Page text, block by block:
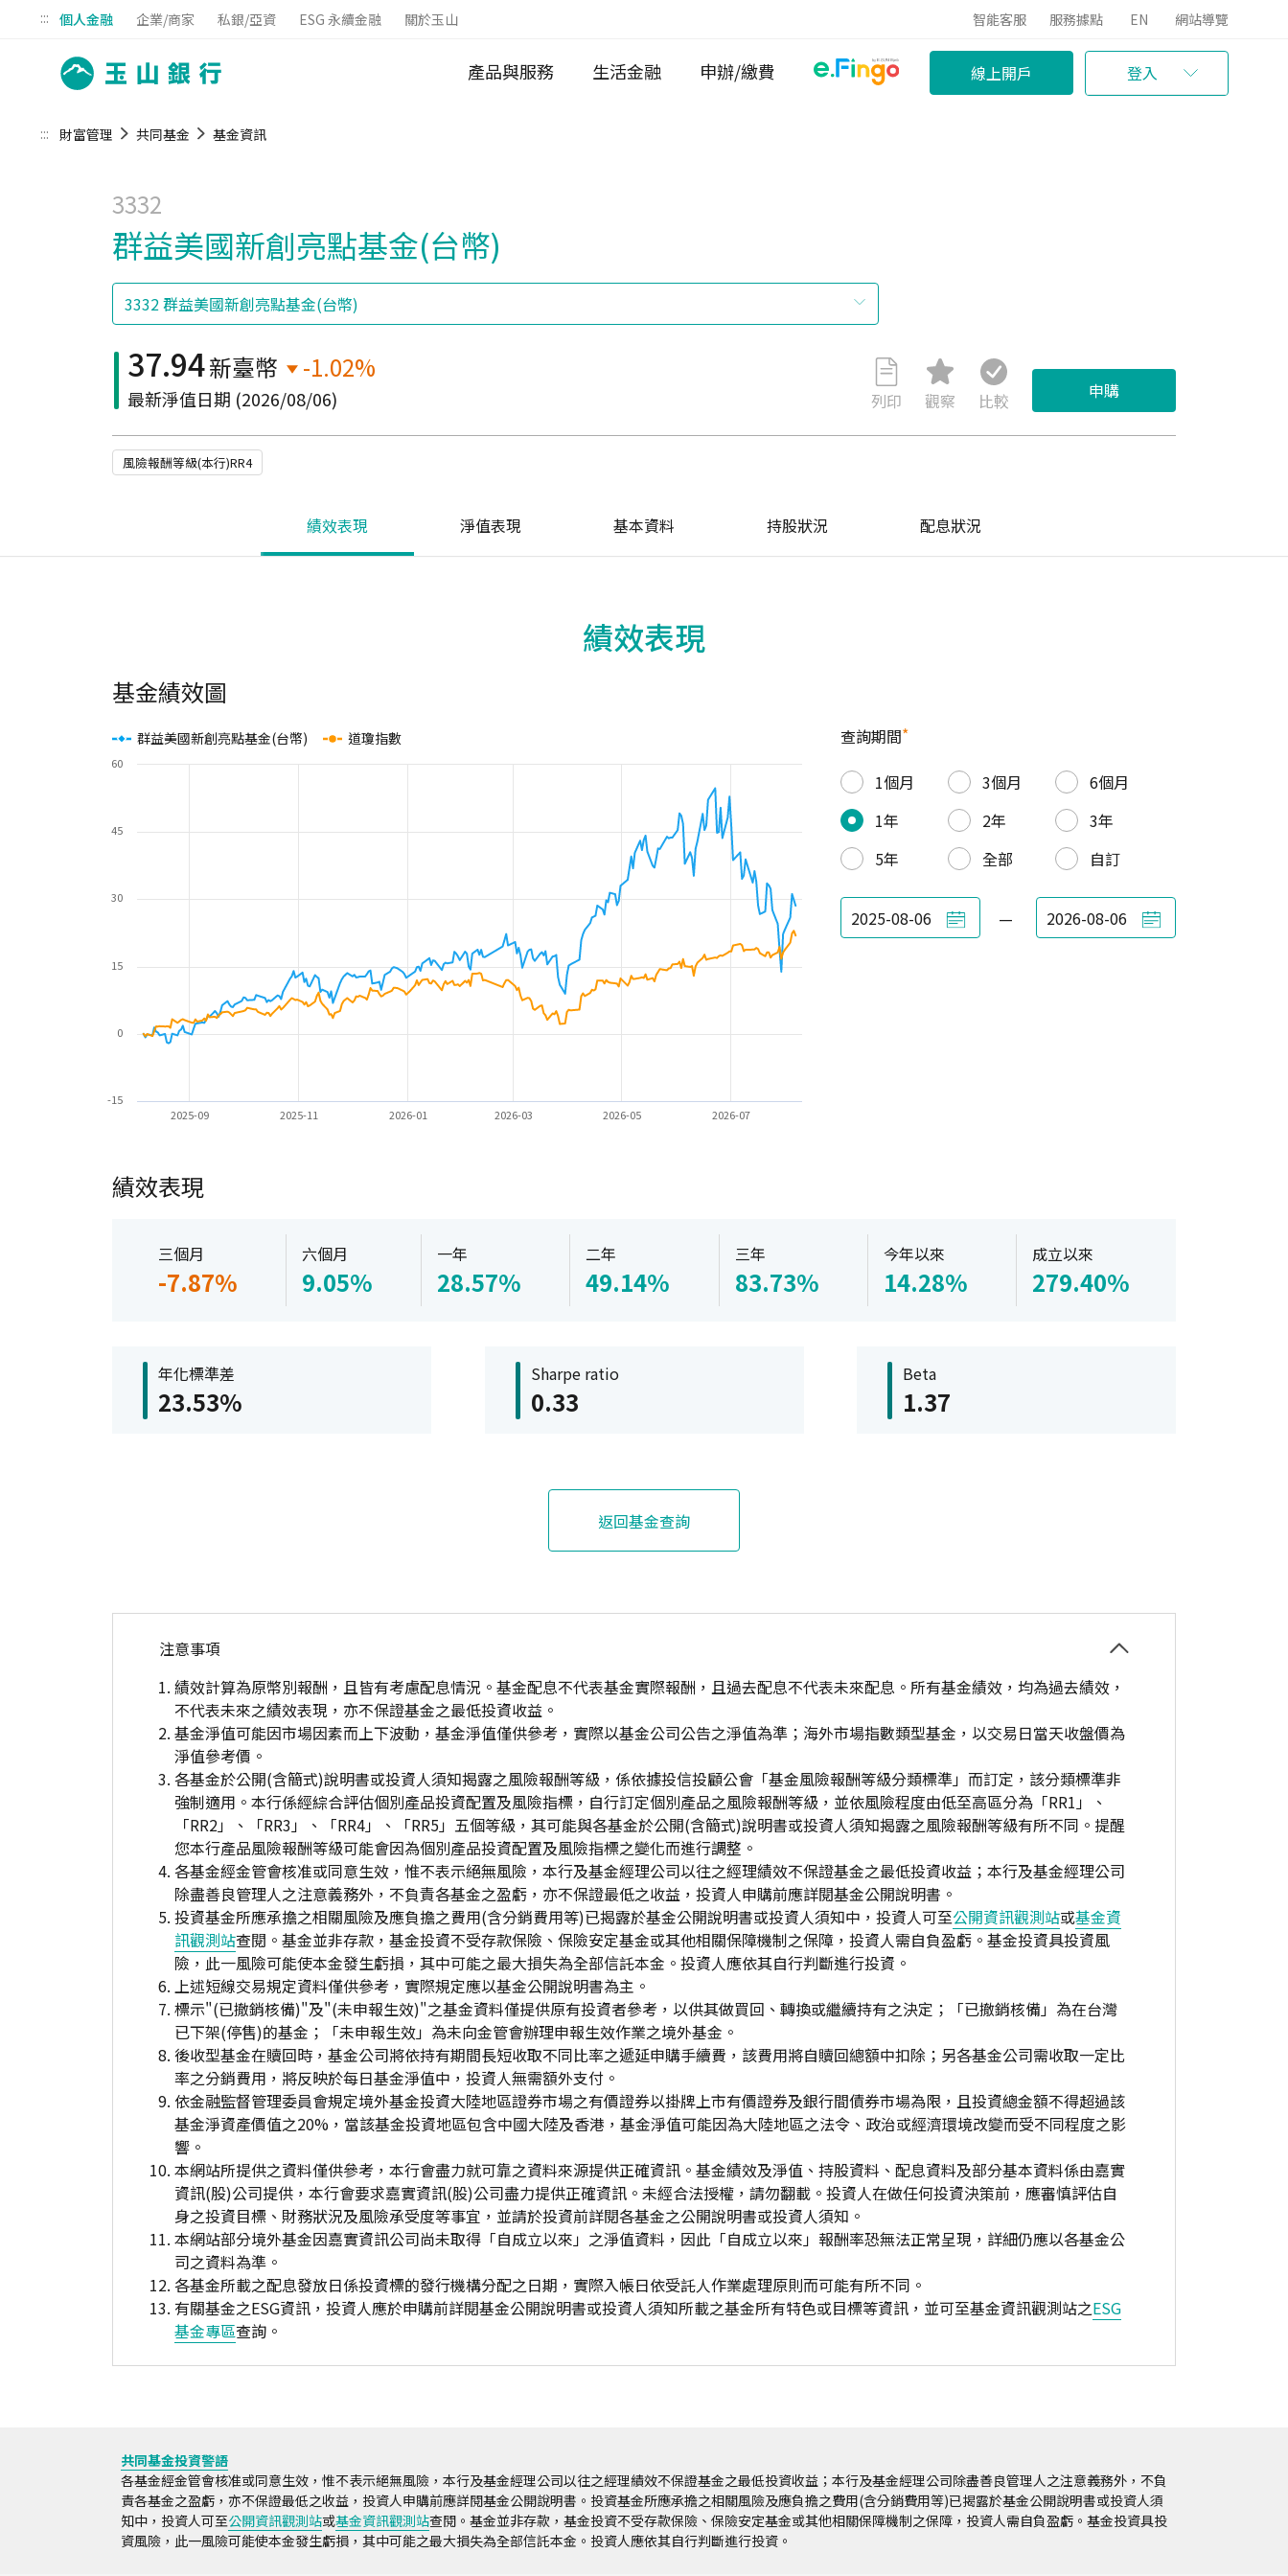
::: 個人金融 企業/商家 私銀/亞資 ESG 永續金融 關於玉山 智能客服 服務據點 EN 網站導覽
產品與服務 生活金融 申辦/繳費 線上開戶 登入
財富管理 共同基金 基金資訊
:::
3332
群益美國新創亮點基金(台幣)
37.94新臺幣 -1.02%
最新淨值日期 (2026/08/06) 列印 觀察 比較 申購
風險報酬等級(本行)RR4
績效表現 淨值表現 基本資料 持股狀況 配息狀況
績效表現
基金績效圖
群益美國新創亮點基金(台幣) 道瓊指數
2025-09 2025-11 2026-01 2026-03 2026-05 2026-07
-15
0
15
30
45
60
查詢期間*
1個月 3個月
6個月
1年
2年
3年
5年
全部 自訂
—
績效表現
三個月
-7.87%
六個月
9.05%
一年
28.57%
二年
49.14%
三年
83.73%
今年以來
14.28%
成立以來
279.40%
年化標準差
23.53%
Sharpe ratio
0.33
Beta
1.37
返回基金查詢
注意事項
績效計算為原幣別報酬，且皆有考慮配息情況。基金配息不代表基金實際報酬，且過去配息不代表未來配息。所有基金績效，均為過去績效，
不代表未來之績效表現，亦不保證基金之最低投資收益。
基金淨值可能因市場因素而上下波動，基金淨值僅供參考，實際以基金公司公告之淨值為準；海外市場指數類型基金，以交易日當天收盤價為
淨值參考價。
各基金於公開(含簡式)說明書或投資人須知揭露之風險報酬等級，係依據投信投顧公會「基金風險報酬等級分類標準」而訂定，該分類標準非
強制適用。本行係經綜合評估個別產品投資配置及風險指標，自行訂定個別產品之風險報酬等級，並依風險程度由低至高區分為「RR1」、
「RR2」、「RR3」、「RR4」、「RR5」五個等級，其可能與各基金於公開(含簡式)說明書或投資人須知揭露之風險報酬等級有所不同。提醒
您本行產品風險報酬等級可能會因為個別產品投資配置及風險指標之變化而進行調整。
各基金經金管會核准或同意生效，惟不表示絕無風險，本行及基金經理公司以往之經理績效不保證基金之最低投資收益；本行及基金經理公司
除盡善良管理人之注意義務外，不負責各基金之盈虧，亦不保證最低之收益，投資人申購前應詳閱基金公開說明書。
投資基金所應承擔之相關風險及應負擔之費用(含分銷費用等)已揭露於基金公開說明書或投資人須知中，投資人可至公開資訊觀測站或基金資
訊觀測站查閱。基金並非存款，基金投資不受存款保險、保險安定基金或其他相關保障機制之保障，投資人需自負盈虧。基金投資具投資風
險，此一風險可能使本金發生虧損，其中可能之最大損失為全部信託本金。投資人應依其自行判斷進行投資。
上述短線交易規定資料僅供參考，實際規定應以基金公開說明書為主。
標示"(已撤銷核備)"及"(未申報生效)"之基金資料僅提供原有投資者參考，以供其做買回、轉換或繼續持有之決定；「已撤銷核備」為在台灣
已下架(停售)的基金；「未申報生效」為未向金管會辦理申報生效作業之境外基金。
後收型基金在贖回時，基金公司將依持有期間長短收取不同比率之遞延申購手續費，該費用將自贖回總額中扣除；另各基金公司需收取一定比
率之分銷費用，將反映於每日基金淨值中，投資人無需額外支付。
依金融監督管理委員會規定境外基金投資大陸地區證券市場之有價證券以掛牌上市有價證券及銀行間債券市場為限，且投資總金額不得超過該
基金淨資產價值之20%，當該基金投資地區包含中國大陸及香港，基金淨值可能因為大陸地區之法令、政治或經濟環境改變而受不同程度之影
響。
本網站所提供之資料僅供參考，本行會盡力就可靠之資料來源提供正確資訊。基金績效及淨值、持股資料、配息資料及部分基本資料係由嘉實
資訊(股)公司提供，本行會要求嘉實資訊(股)公司盡力提供正確資訊。未經合法授權，請勿翻載。投資人在做任何投資決策前，應審慎評估自
身之投資目標、財務狀況及風險承受度等事宜，並請於投資前詳閱各基金之公開說明書或投資人須知。
本網站部分境外基金因嘉實資訊公司尚未取得「自成立以來」之淨值資料，因此「自成立以來」報酬率恐無法正常呈現，詳細仍應以各基金公
司之資料為準。
各基金所載之配息發放日係投資標的發行機構分配之日期，實際入帳日依受託人作業處理原則而可能有所不同。
有關基金之ESG資訊，投資人應於申購前詳閱基金公開說明書或投資人須知所載之基金所有特色或目標等資訊，並可至基金資訊觀測站之ESG
基金專區查詢。
共同基金投資警語
各基金經金管會核准或同意生效，惟不表示絕無風險，本行及基金經理公司以往之經理績效不保證基金之最低投資收益；本行及基金經理公司除盡善良管理人之注意義務外，不負
責各基金之盈虧，亦不保證最低之收益，投資人申購前應詳閱基金公開說明書。投資基金所應承擔之相關風險及應負擔之費用(含分銷費用等)已揭露於基金公開說明書或投資人須
知中，投資人可至公開資訊觀測站或基金資訊觀測站查閱。基金並非存款，基金投資不受存款保險、保險安定基金或其他相關保障機制之保障，投資人需自負盈虧。基金投資具投
資風險，此一風險可能使本金發生虧損，其中可能之最大損失為全部信託本金。投資人應依其自行判斷進行投資。